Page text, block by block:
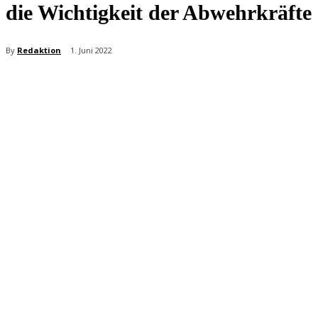
die Wichtigkeit der Abwehrkräfte
By Redaktion 1. Juni 2022